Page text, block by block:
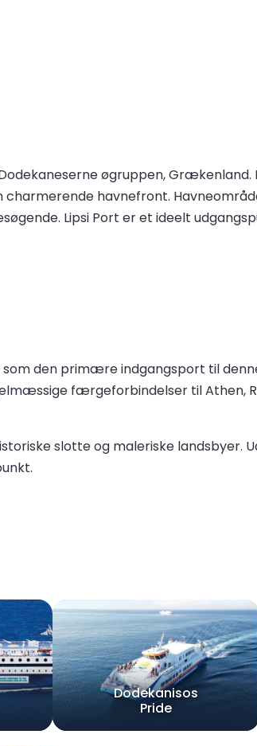
Dodekaneserne øgruppen,
havnefront.
Lipsi Port er et ideelt
den primære indgangsport til
færgeforbindelser til Athen,
slotte og maleriske
Dodekanisos
Pride